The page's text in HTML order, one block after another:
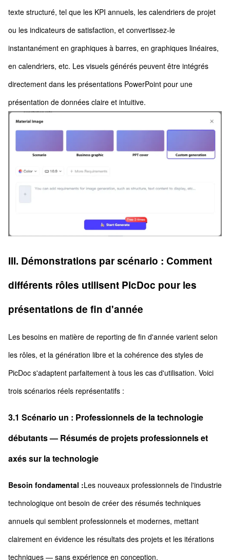
texte structuré, tel que les KPI annuels, les calendriers de projet
ou les indicateurs de satisfaction, et convertissez-le
instantanément en graphiques à barres, en graphiques linéaires,
en calendriers, etc. Les visuels générés peuvent être intégrés
directement dans les présentations PowerPoint pour une
présentation de données claire et intuitive.
III. Démonstrations par scénario : Comment
différents rôles utilisent PicDoc pour les
présentations de fin d'année
Les besoins en matière de reporting de fin d'année varient selon
les rôles, et la génération libre et la cohérence des styles de
PicDoc s'adaptent parfaitement à tous les cas d'utilisation. Voici
trois scénarios réels représentatifs :
3.1 Scénario un : Professionnels de la technologie
débutants — Résumés de projets professionnels et
axés sur la technologie
Besoin fondamental :Les nouveaux professionnels de l'industrie
technologique ont besoin de créer des résumés techniques
annuels qui semblent professionnels et modernes, mettant
clairement en évidence les résultats des projets et les itérations
techniques — sans expérience en conception.